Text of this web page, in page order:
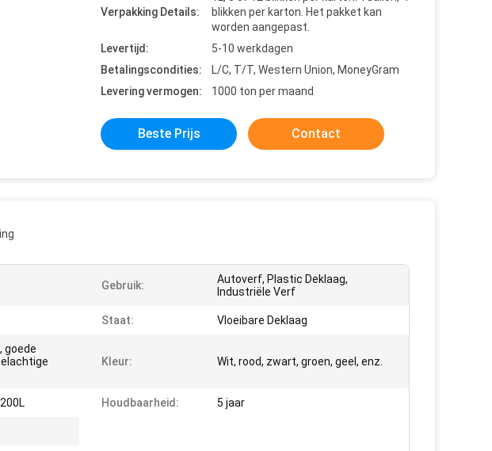
Verpakking Details:
blikken per karton. Het pakket kan
worden aangepast.
Levertijd:
5-10 werkdagen
Betalingscondities:
L/C, T/T, Western Union, MoneyGram
Levering vermogen:
1000 ton per maand
Beste Prijs Contact
Gebruik:
Autoverf, Plastic Deklaag,
Industriële Verf
Staat: Vloeibare Deklaag
goede
Kleur: Wit, rood, zwart, groen, geel, enz.
Houdbaarheid: 5 jaar